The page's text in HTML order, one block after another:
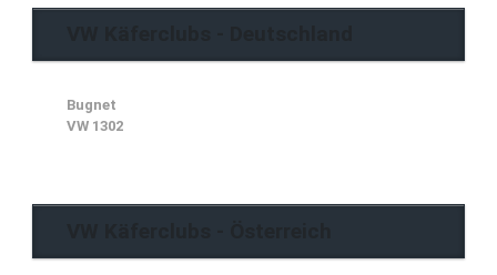
Bugnet
VW 1302